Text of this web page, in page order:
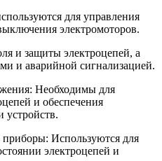
для управления
электромоторов.
и защиты электроцепей, а
и аварийной сигнализацией.
Необходимы для
и обеспечения
устройств.
Используются для
электроцепей и